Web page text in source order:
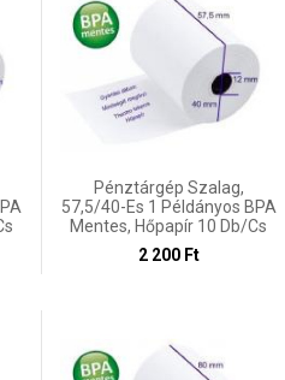
Pénztárgép Szalag,
57,5/40-Es 1 Példányos BPA
Mentes, Hőpapír 10 Db/cs
2 200 Ft